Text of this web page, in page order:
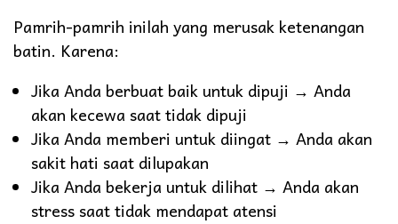
Pamrih-pamrih inilah yang merusak ketenangan
batin. Karena:
Jika Anda berbuat baik untuk dipuji → Anda
akan kecewa saat tidak dipuji
Jika Anda memberi untuk diingat → Anda akan
sakit hati saat dilupakan
Jika Anda bekerja untuk dilihat → Anda akan
stress saat tidak mendapat atensi